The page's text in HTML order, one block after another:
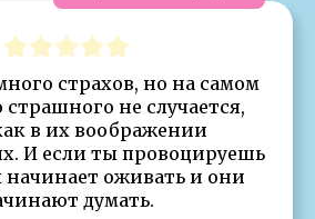
страхов, но на самом
страшного не случается,
в их воображении
И если ты провоцируешь
начинает оживать и они
думать.